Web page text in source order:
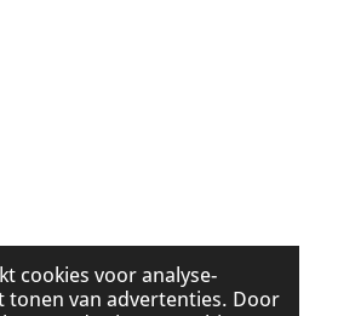
cookies voor analyse-
tonen van advertenties. Door